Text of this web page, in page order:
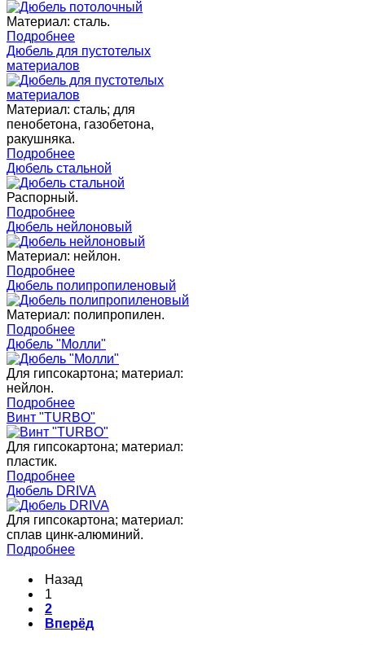
Материал: сталь.
Подробнее
Дюбель для пустотелых
материалов
Материал: сталь; для
пенобетона, газобетона,
ракушняка.
Подробнее
Дюбель стальной
Распорный.
Подробнее
Дюбель нейлоновый
Материал: нейлон.
Подробнее
Дюбель полипропиленовый
Материал: полипропилен.
Подробнее
Дюбель "Молли"
Для гипсокартона; материал:
нейлон.
Подробнее
Винт "TURBO"
Для гипсокартона; материал:
пластик.
Подробнее
Дюбель DRIVA
Для гипсокартона; материал:
сплав цинк-алюминий.
Подробнее
Назад
1
2
Вперёд